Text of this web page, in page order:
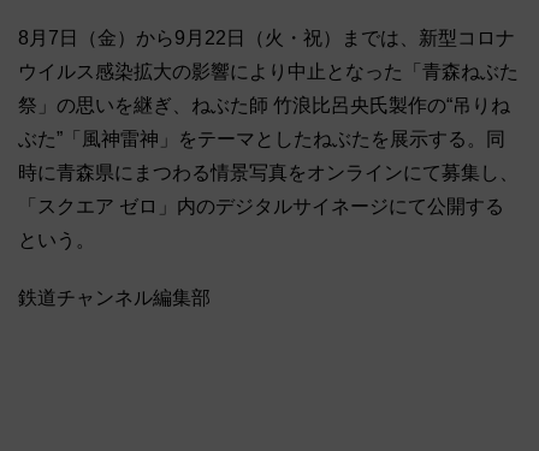
8月7日（金）から9月22日（火・祝）までは、新型コロナ
ウイルス感染拡大の影響により中止となった「青森ねぶた
祭」の思いを継ぎ、ねぶた師 竹浪比呂央氏製作の“吊りね
ぶた”「風神雷神」をテーマとしたねぶたを展示する。同
時に青森県にまつわる情景写真をオンラインにて募集し、
「スクエア ゼロ」内のデジタルサイネージにて公開する
という。
鉄道チャンネル編集部